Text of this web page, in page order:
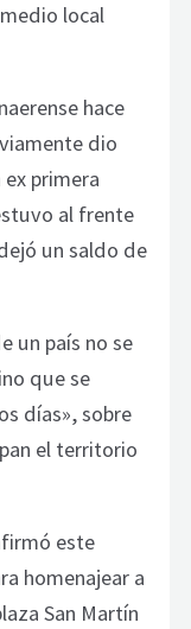
local
hace
dio
primera
al frente
un saldo de
un país no se
que se
días», sobre
el territorio
este
homenajear a
San Martín